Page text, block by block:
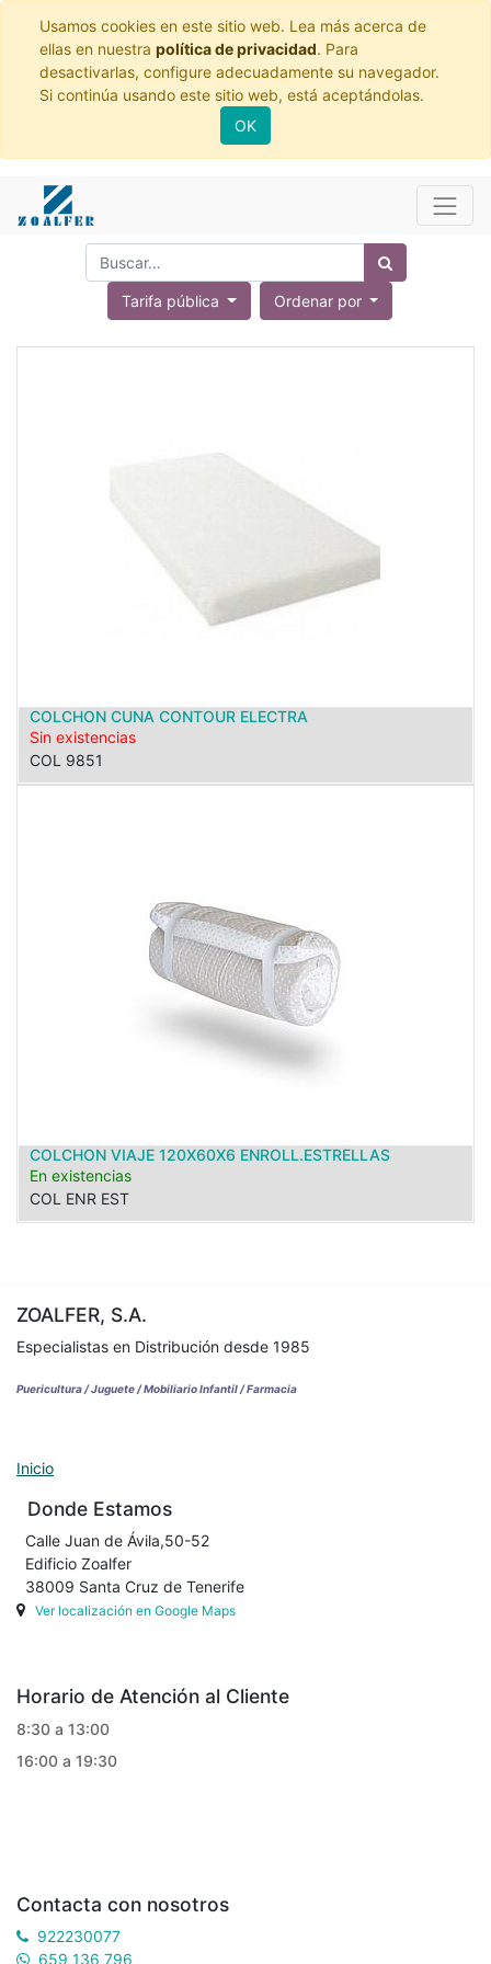
Usamos cookies en este sitio web. Lea más acerca de
ellas en nuestra política de privacidad. Para
desactivarlas, configure adecuadamente su navegador.
Si continúa usando este sitio web, está aceptándolas.
OK
Tarifa pública Ordenar por
COLCHON CUNA CONTOUR ELECTRA
Sin existencias
COL 9851
COLCHON VIAJE 120X60X6 ENROLL.ESTRELLAS
En existencias
COL ENR EST
ZOALFER, S.A.
Especialistas en Distribución desde 1985
Puericultura / Juguete / Mobiliario Infantil / Farmacia
Inicio
Donde Estamos
Calle Juan de Ávila,50-52
Edificio Zoalfer
38009 Santa Cruz de Tenerife
Ver localización en Google Maps
Horario de Atención al Cliente
8:30 a 13:00
16:00 a 19:30
Contacta con nosotros
922230077
659 136 796